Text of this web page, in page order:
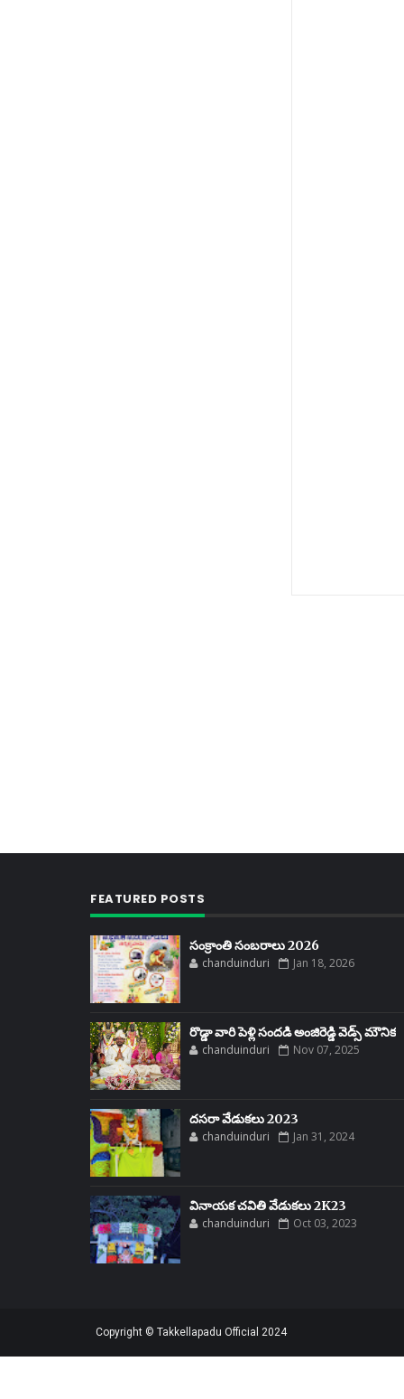
FEATURED POSTS
సంక్రాంతి సంబరాలు 2026
chanduinduri Jan 18, 2026
రొడ్డా వారి పెళ్లి సందడి అంజిరెడ్డి వెడ్స్ మౌనిక
chanduinduri Nov 07, 2025
దసరా వేడుకలు 2023
chanduinduri Jan 31, 2024
వినాయక చవితి వేడుకలు 2K23
chanduinduri Oct 03, 2023
Copyright © Takkellapadu Official 2024